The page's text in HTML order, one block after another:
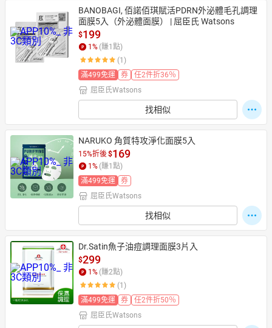
BANOBAGI, 佰諾佰琪賦活PDRN外泌體毛孔調理
面膜5入（外泌體面膜） | 屈臣氏 Watsons
$199
1 % (賺1 點)
(1)
滿499免運
券
任2件折36％
屈臣氏Watsons
找相似
NARUKO 角質特攻淨化面膜5入
15%折後$169
1 % (賺1 點)
滿499免運
券
屈臣氏Watsons
找相似
Dr.Satin魚子油痘調理面膜3片入
$299
1 % (賺2點)
(1)
滿499免運
券
任2件折50％
屈臣氏Watsons